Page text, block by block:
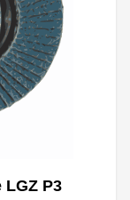
LGZ P3